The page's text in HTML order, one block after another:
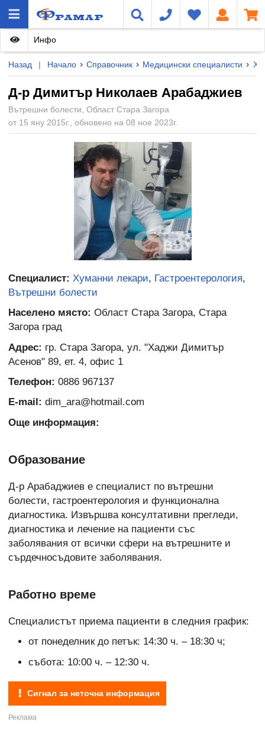
Назад | Начало Справочник Медицински специалисти
Д-р Димитър Николаев Арабаджиев
Вътрешни болести, Област Стара Загора
от 15 яну 2015г., обновено на 08 ное 2023г.
Инфо
Специалист: Хуманни лекари, Гастроентерология,
Вътрешни болести
Населено място: Област Стара Загора, Стара
Загора град
Адрес: гр. Стара Загора, ул. "Хаджи Димитър
Асенов" 89, ет. 4, офис 1
Телефон: 0886 967137
E-mail: dim_ara@hotmail.com
Още информация:
Образование
Д-р Арабаджиев е специалист по вътрешни
болести, гастроентерология и функционална
диагностика. Извършва консултативни прегледи,
диагностика и лечение на пациенти със
заболявания от всички сфери на вътрешните и
сърдечносъдовите заболявания.
Работно време
Специалистът приема пациенти в следния график:
от понеделник до петък: 14:30 ч. – 18:30 ч;
събота: 10:00 ч. – 12:30 ч.
Сигнал за неточна информация